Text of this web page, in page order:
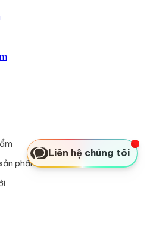
phẩm
Liên hệ chúng tôi